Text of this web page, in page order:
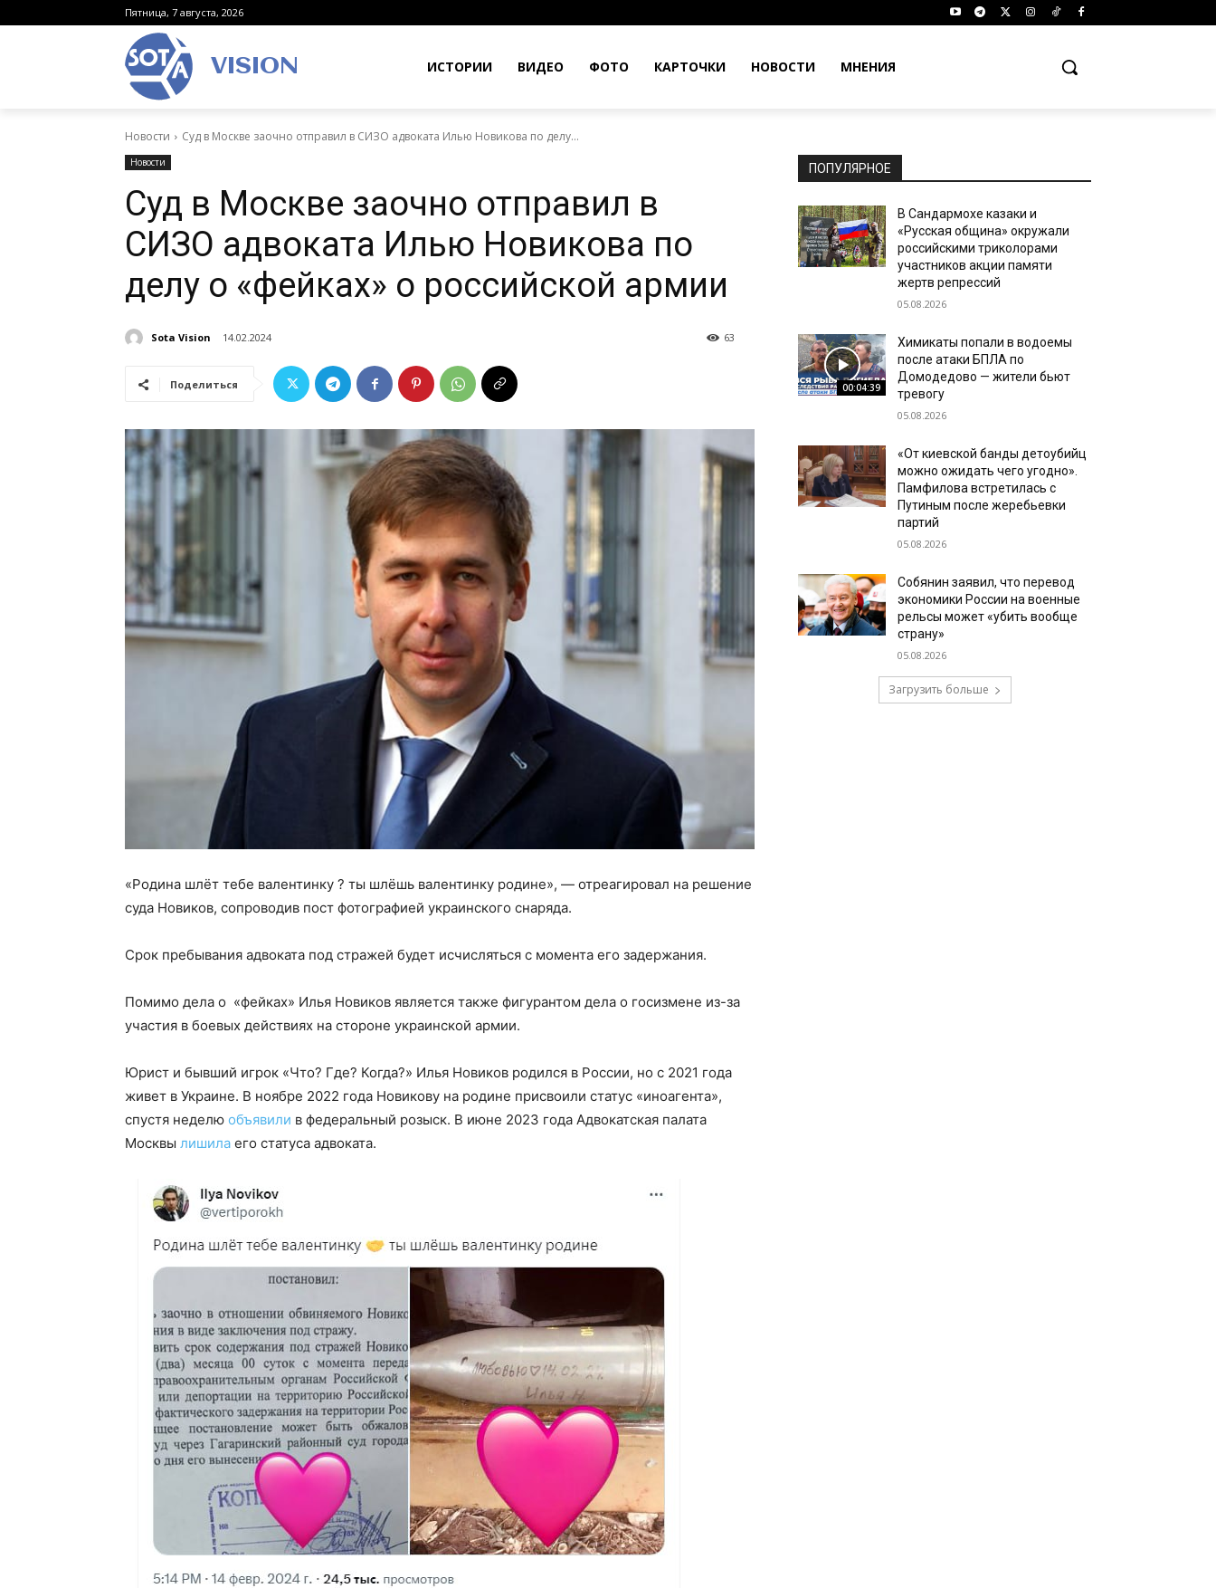
Пятница, 7 августа, 2026
VISION ИСТОРИИ ВИДЕО ФОТО КАРТОЧКИ НОВОСТИ МНЕНИЯ
Новости Суд в Москве заочно отправил в СИЗО адвоката Илью Новикова по делу...
Новости
Суд в Москве заочно отправил в
СИЗО адвоката Илью Новикова по
делу о «фейках» о российской армии
Sota Vision 14.02.2024 63
Поделиться
«Родина шлёт тебе валентинку ? ты шлёшь валентинку родине», — отреагировал на решение
суда Новиков, сопроводив пост фотографией украинского снаряда.
Срок пребывания адвоката под стражей будет исчисляться с момента его задержания.
Помимо дела о «фейках» Илья Новиков является также фигурантом дела о госизмене из-за
участия в боевых действиях на стороне украинской армии.
Юрист и бывший игрок «Что? Где? Когда?» Илья Новиков родился в России, но с 2021 года
живет в Украине. В ноябре 2022 года Новикову на родине присвоили статус «иноагента»,
спустя неделю объявили в федеральный розыск. В июне 2023 года Адвокатская палата
Москвы лишила его статуса адвоката.
ПОПУЛЯРНОЕ
В Сандармохе казаки и
«Русская община» окружали
российскими триколорами
участников акции памяти
жертв репрессий
05.08.2026
00:04:39
Химикаты попали в водоемы
после атаки БПЛА по
Домодедово — жители бьют
тревогу
05.08.2026
«От киевской банды детоубийц
можно ожидать чего угодно».
Памфилова встретилась с
Путиным после жеребьевки
партий
05.08.2026
Собянин заявил, что перевод
экономики России на военные
рельсы может «убить вообще
страну»
05.08.2026
Загрузить больше